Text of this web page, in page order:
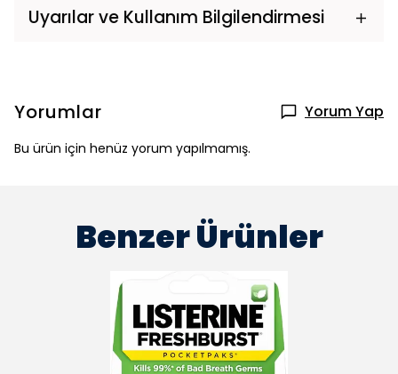
Uyarılar ve Kullanım Bilgilendirmesi
Yorumlar Yorum Yap
Bu ürün için henüz yorum yapılmamış.
Benzer Ürünler